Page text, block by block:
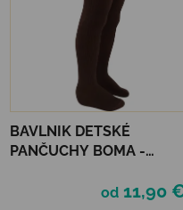
BAVLNIK DETSKÉ
PANČUCHY BOMA -
od 11,90